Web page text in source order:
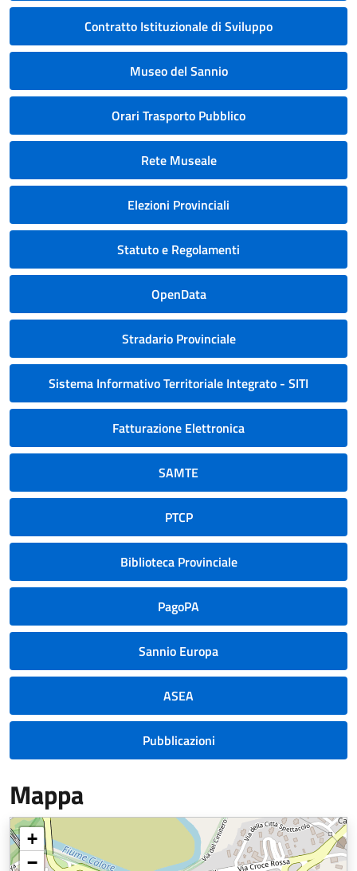
Contratto Istituzionale di Sviluppo
Museo del Sannio
Orari Trasporto Pubblico
Rete Museale
Elezioni Provinciali
Statuto e Regolamenti
OpenData
Stradario Provinciale
Sistema Informativo Territoriale Integrato - SITI
Fatturazione Elettronica
SAMTE
PTCP
Biblioteca Provinciale
PagoPA
Sannio Europa
ASEA
Pubblicazioni
Mappa
+
−